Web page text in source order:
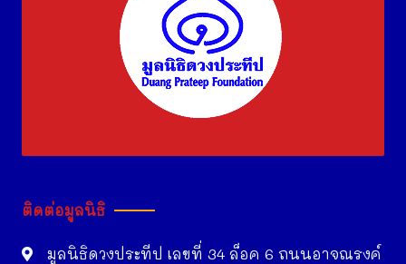
ติดต่อมูลนิธิ
มูลนิธิดวงประทีป เลขที่ 34 ล็อค 6 ถนนอาจณรงค์